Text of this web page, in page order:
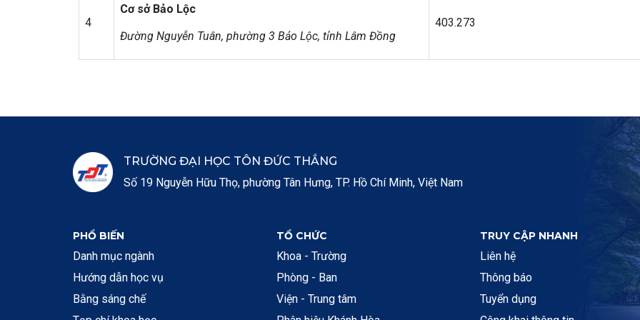
4
Cơ sở Bảo Lộc
Đường Nguyễn Tuân, phường 3 Bảo Lộc, tỉnh Lâm Đồng
403.273
TRƯỜNG ĐẠI HỌC TÔN ĐỨC THẮNG
Số 19 Nguyễn Hữu Thọ, phường Tân Hưng, TP. Hồ Chí Minh, Việt Nam
PHỔ BIẾN
Danh mục ngành
Hướng dẫn học vụ
Bằng sáng chế
TỔ CHỨC
Khoa - Trường
Phòng - Ban
Viện - Trung tâm
TRUY CẬP NHANH
Liên hệ
Thông báo
Tuyển dụng